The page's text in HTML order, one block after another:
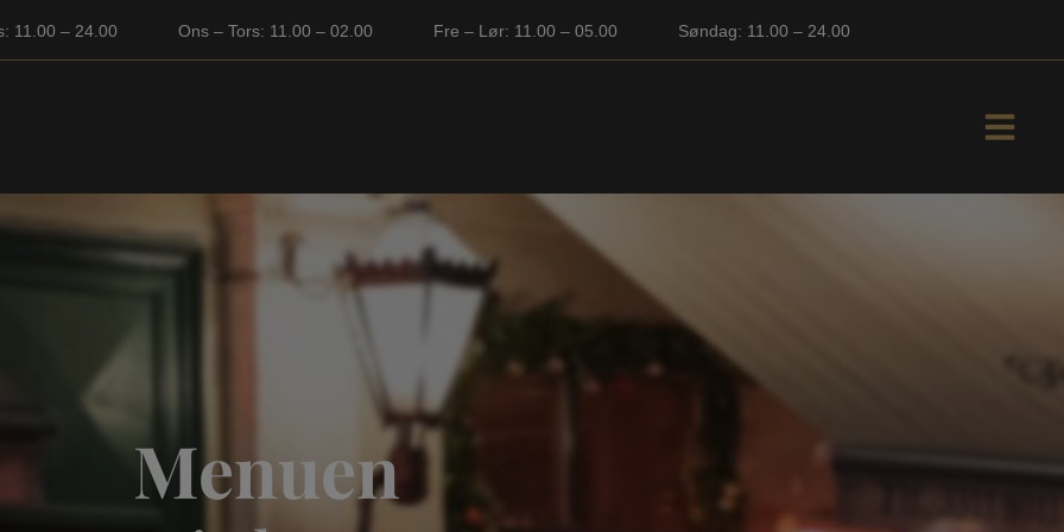
11.00 – 24.00 Ons – Tors: 11.00 – 02.00 Fre – Lør: 11.00 – 05.00 Søndag: 11.00 – 24.00
Menuen